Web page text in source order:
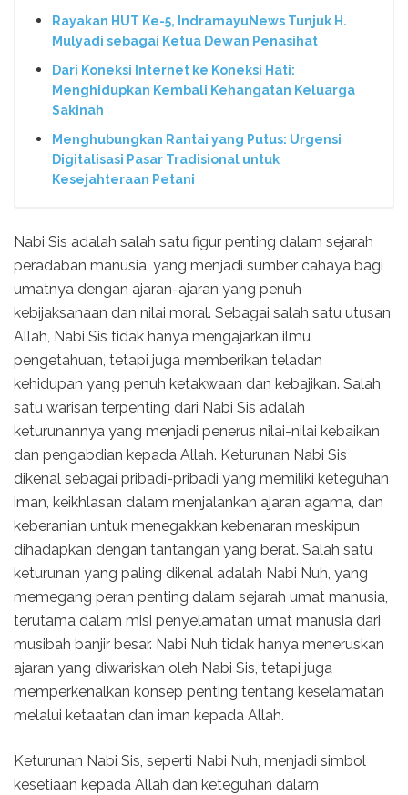
Rayakan HUT Ke-5, IndramayuNews Tunjuk H.
Mulyadi sebagai Ketua Dewan Penasihat
Dari Koneksi Internet ke Koneksi Hati:
Menghidupkan Kembali Kehangatan Keluarga
Sakinah
Menghubungkan Rantai yang Putus: Urgensi
Digitalisasi Pasar Tradisional untuk
Kesejahteraan Petani
Nabi Sis adalah salah satu figur penting dalam sejarah
peradaban manusia, yang menjadi sumber cahaya bagi
umatnya dengan ajaran-ajaran yang penuh
kebijaksanaan dan nilai moral. Sebagai salah satu utusan
Allah, Nabi Sis tidak hanya mengajarkan ilmu
pengetahuan, tetapi juga memberikan teladan
kehidupan yang penuh ketakwaan dan kebajikan. Salah
satu warisan terpenting dari Nabi Sis adalah
keturunannya yang menjadi penerus nilai-nilai kebaikan
dan pengabdian kepada Allah. Keturunan Nabi Sis
dikenal sebagai pribadi-pribadi yang memiliki keteguhan
iman, keikhlasan dalam menjalankan ajaran agama, dan
keberanian untuk menegakkan kebenaran meskipun
dihadapkan dengan tantangan yang berat. Salah satu
keturunan yang paling dikenal adalah Nabi Nuh, yang
memegang peran penting dalam sejarah umat manusia,
terutama dalam misi penyelamatan umat manusia dari
musibah banjir besar. Nabi Nuh tidak hanya meneruskan
ajaran yang diwariskan oleh Nabi Sis, tetapi juga
memperkenalkan konsep penting tentang keselamatan
melalui ketaatan dan iman kepada Allah.
Keturunan Nabi Sis, seperti Nabi Nuh, menjadi simbol
kesetiaan kepada Allah dan keteguhan dalam